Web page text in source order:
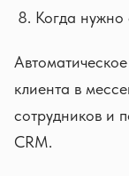
Когда нужно
клиента в
сотрудников и
CRM.